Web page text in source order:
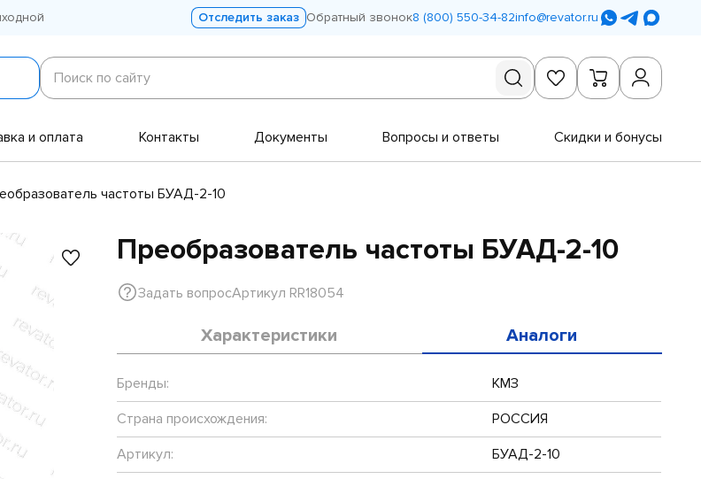
Отследить заказ Обратный звонок8 (800) 550-34-82info@revator.ru
Поиск
по
сайту
Поиск по сайту
и оплата Контакты Документы Вопросы и ответы Скидки и бонусы
частоты БУАД-2-10
Преобразователь частоты БУАД-2-10
Задать вопросАртикул RR18054
Характеристики Аналоги
Бренды:
КМЗ
Страна происхождения:
РОССИЯ
Артикул:
БУАД-2-10